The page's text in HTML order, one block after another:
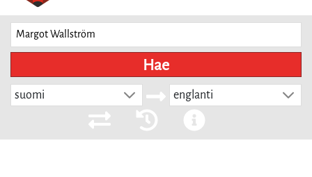
Hae
suomi englanti